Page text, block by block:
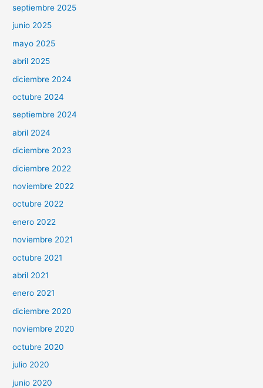
septiembre 2025
junio 2025
mayo 2025
abril 2025
diciembre 2024
octubre 2024
septiembre 2024
abril 2024
diciembre 2023
diciembre 2022
noviembre 2022
octubre 2022
enero 2022
noviembre 2021
octubre 2021
abril 2021
enero 2021
diciembre 2020
noviembre 2020
octubre 2020
julio 2020
junio 2020